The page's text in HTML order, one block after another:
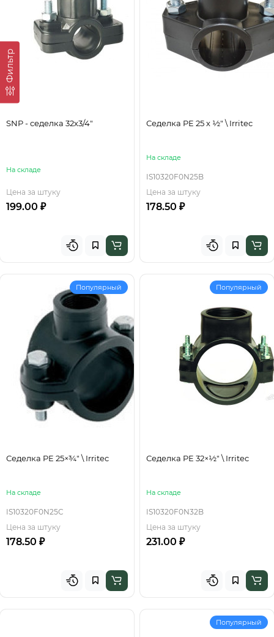
Фильтр
SNP - седелка 32х3/4"
На складе
Цена за штуку
199.00 ₽
Седелка PE 25 х ½" \ Irritec
На складе
IS10320F0N25B
Цена за штуку
178.50 ₽
Популярный
Седелка PE 25×¾" \ Irritec
На складе
IS10320F0N25C
Цена за штуку
178.50 ₽
Популярный
Седелка PE 32×½" \ Irritec
На складе
IS10320F0N32B
Цена за штуку
231.00 ₽
Популярный